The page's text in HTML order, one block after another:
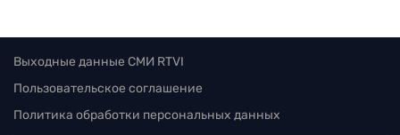
Выходные данные СМИ RTVI
Пользовательское соглашение
Политика обработки персональных данных